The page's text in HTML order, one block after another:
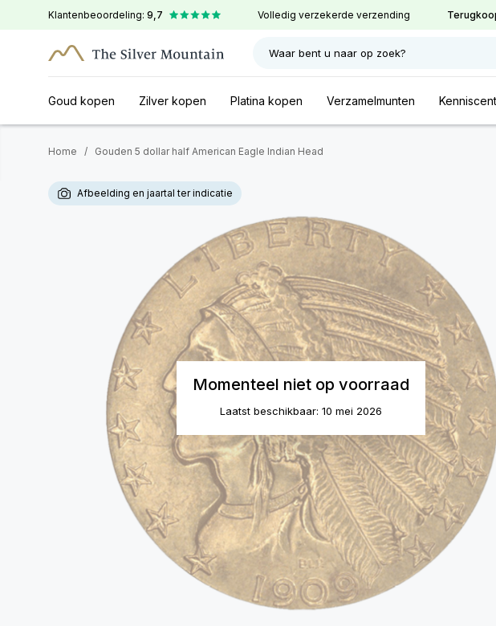
Klantenbeoordeling: 9,7 Volledig verzekerde verzending
Waar bent u naar op zoek?
Goud kopen Zilver kopen Platina kopen Verzamelmunten
Home / Gouden 5 dollar half American Eagle Indian Head
Momenteel niet op voorraad
Laatst beschikbaar: 10 mei 2026
Afbeelding en jaartal ter indicatie